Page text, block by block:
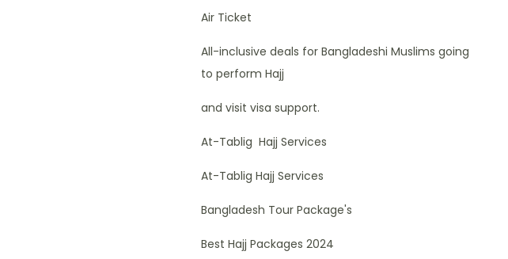
Air Ticket
All-inclusive deals for Bangladeshi Muslims going
to perform Hajj
and visit visa support.
At-Tablig Hajj Services
At-Tablig Hajj Services
Bangladesh Tour Package's
Best Hajj Packages 2024